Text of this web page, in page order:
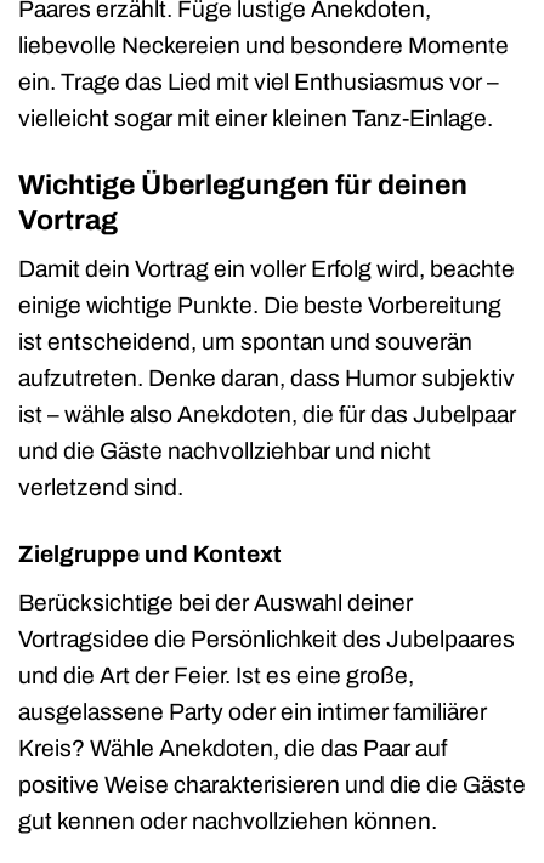
Paares erzählt. Füge lustige Anekdoten,
liebevolle Neckereien und besondere Momente
ein. Trage das Lied mit viel Enthusiasmus vor –
vielleicht sogar mit einer kleinen Tanz-Einlage.
Wichtige Überlegungen für deinen
Vortrag
Damit dein Vortrag ein voller Erfolg wird, beachte
einige wichtige Punkte. Die beste Vorbereitung
ist entscheidend, um spontan und souverän
aufzutreten. Denke daran, dass Humor subjektiv
ist – wähle also Anekdoten, die für das Jubelpaar
und die Gäste nachvollziehbar und nicht
verletzend sind.
Zielgruppe und Kontext
Berücksichtige bei der Auswahl deiner
Vortragsidee die Persönlichkeit des Jubelpaares
und die Art der Feier. Ist es eine große,
ausgelassene Party oder ein intimer familiärer
Kreis? Wähle Anekdoten, die das Paar auf
positive Weise charakterisieren und die die Gäste
gut kennen oder nachvollziehen können.